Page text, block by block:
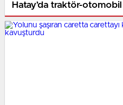
Hatay’da traktör-otomobil